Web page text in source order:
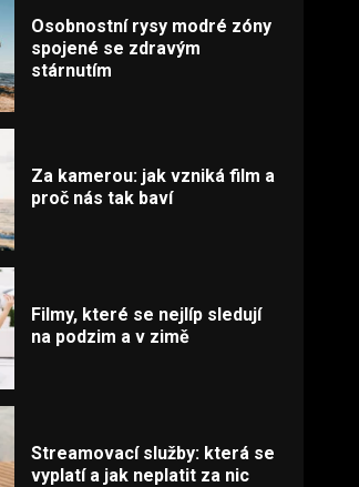
Osobnostní rysy modré zóny
spojené se zdravým
stárnutím
Za kamerou: jak vzniká film a
proč nás tak baví
Filmy, které se nejlíp sledují
na podzim a v zimě
Streamovací služby: která se
vyplatí a jak neplatit za nic